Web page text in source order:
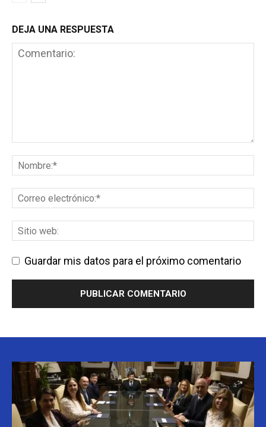
DEJA UNA RESPUESTA
Guardar mis datos para el próximo comentario